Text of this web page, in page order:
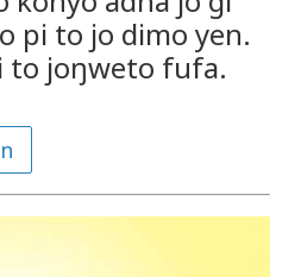
pi to jo dimo yen.
to joŋweto fufa.